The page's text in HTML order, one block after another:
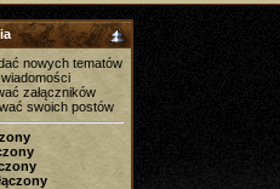
nowych tematów
załączników
swoich postów